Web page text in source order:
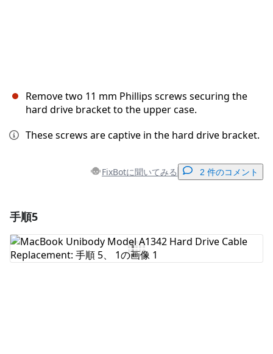
Remove two 11 mm Phillips screws securing the
hard drive bracket to the upper case.
These screws are captive in the hard drive bracket.
FixBotに聞いてみる 2 件のコメント
コメントを追加
手順5